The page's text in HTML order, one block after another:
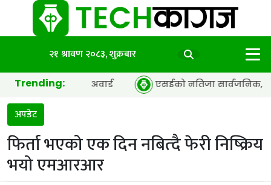
२१ श्रावण २०८३, शुक्रबार
Trending:
द इयर’ अवार्ड एसईको नतिजा सार्वजनिक, ६५.९८ प्रतिशत
अपडेट
फिर्ता भएको एक दिन नबित्दै फेरी निष्क्रिय
भयो एमआरआर